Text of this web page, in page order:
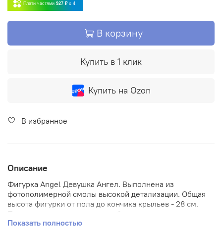
Плати частями 927 ₽ x 4
В корзину
Купить в 1 клик
Купить на Ozon
В избранное
Описание
Фигурка Angel Девушка Ангел. Выполнена из
фотополимерной смолы высокой детализации. Общая
высота фигурки от пола до кончика крыльев - 28 см.
сохранности при перевозке. Рекомендуем соединять
Показать полностью